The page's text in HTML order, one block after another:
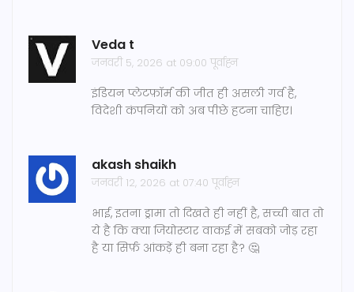
Veda t
जनवरी 5, 2026 at 09:00 पूर्वाह्न
इंडियन प्लेटफ़ॉर्म की जीत ही असली गर्व है,
विदेशी कंपनियों को अब पीछे हटना चाहिए।
akash shaikh
जनवरी 12, 2026 at 07:40 पूर्वाह्न
भाई, इतना ड्रामा तो दिखते ही नहीं है, सच्ची बात तो
ये है कि क्या जियोस्टार वाकई में सबको जोड़ रहा
है या सिर्फ़ आंकड़ें ही बना रहा है? 🤔